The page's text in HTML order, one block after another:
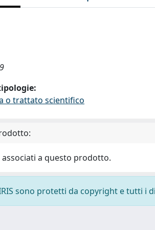
o trattato scientifico
a questo prodotto.
sono protetti da copyright e tutti i